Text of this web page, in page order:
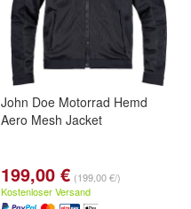
John Doe Motorrad Hemd
Aero Mesh Jacket
199,00 € (199,00 €/)
Kostenloser Versand